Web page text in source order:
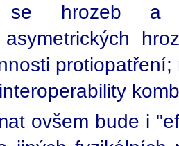
se hrozeb a
ovšem bude i